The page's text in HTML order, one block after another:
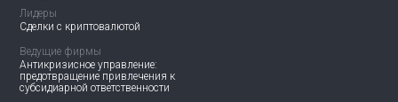
Лидеры
Сделки с криптовалютой
Ведущие фирмы
Антикризисное управление:
предотвращение привлечения к
субсидиарной ответственности